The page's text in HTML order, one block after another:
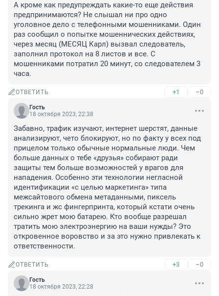
А кроме как предупреждать какие-то еще действия
предпринимаются? Не слышал ни про одно
уголовное дело с телефонными мошенниками. Один
раз сообщил о попытке мошеннических действиях,
через месяц (МЕСЯЦ Карл) вызвал следователь,
заполнил протокол на 8 листов и все. С
мошенниками потратил 20 минут, со следователем 3
часа.
ОТВЕТИТЬ +1 –0
Гость
18 октября 2023, 22:38
Забавно, трафик изучают, интернет шерстят, данные
анализируют, чето блокируют, но по факту у всех под
прицелом только обычные нормальные люди. Чем
больше данных о тебе «друзья» собирают ради
защиты тем больше возможностей у врагов для
нападения. Особенно эти технологии негласной
идентификации «с целью маркетинга» типа
межсайтового обмена метаданными, пиксель
трекинга и жс фингерпринта, который кстати очень
сильно жрет мою батарею. Кто вообще разрешал
тратить мою электроэнергию на ваши нужды? Это
откровенное воровство и за это нужно привлекать к
ответственности.
ОТВЕТИТЬ +3 –0
Гость
18 октября 2023, 22:28